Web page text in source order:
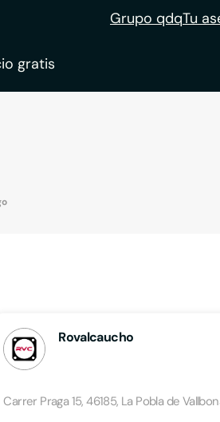
Grupo qdqTu
gratis
Rovalcaucho
Carrer Praga 15, 46185, La Pobla de